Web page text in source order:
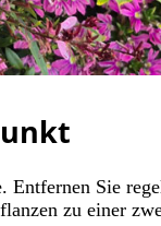
Entfernen Sie
zu einer